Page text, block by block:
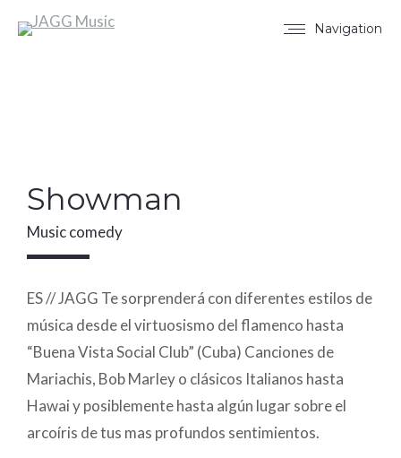
Navigation
Showman
Music comedy
ES // JAGG Te sorprenderá con diferentes estilos de
música desde el virtuosismo del flamenco hasta
“Buena Vista Social Club” (Cuba) Canciones de
Mariachis, Bob Marley o clásicos Italianos hasta
Hawai y posiblemente hasta algún lugar sobre el
arcoíris de tus mas profundos sentimientos.